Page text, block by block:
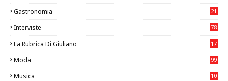
Gastronomia
21
Interviste 78
La Rubrica Di Giuliano
17
Moda 99
Musica
10